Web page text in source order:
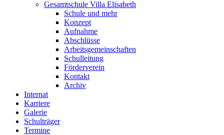
Gesamtschule Villa Elisabeth
Schule und mehr
Konzept
Aufnahme
Abschlüsse
Arbeitsgemeinschaften
Schulleitung
Förderverein
Kontakt
Archiv
Internat
Karriere
Galerie
Schulträger
Termine